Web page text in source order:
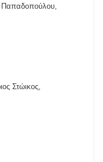
Παπαδοπούλου,
Στώικος,